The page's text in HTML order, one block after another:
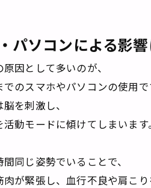
パソコンによる影
因として多いのが、
のスマホやパソコンの使用で
を刺激し、
動モードに傾けてしまいます。
同じ姿勢でいることで、
が緊張し、血行不良や肩こり